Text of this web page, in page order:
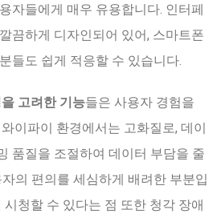
자들에게 매우 유용합니다. 인터페
끔하게 디자인되어 있어, 스마트폰
들도 쉽게 적응할 수 있습니다.
고려한 기능들은 사용자 경험을
이파이 환경에서는 고화질로, 데이
품질을 조절하여 데이터 부담을 줄
의 편의를 세심하게 배려한 부분입
청할 수 있다는 점 또한 청각 장애